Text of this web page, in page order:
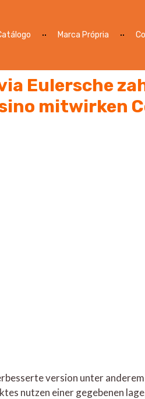
Marca Própria
Eulersche
mitwirken
version unter
nutzen einer gegebenen